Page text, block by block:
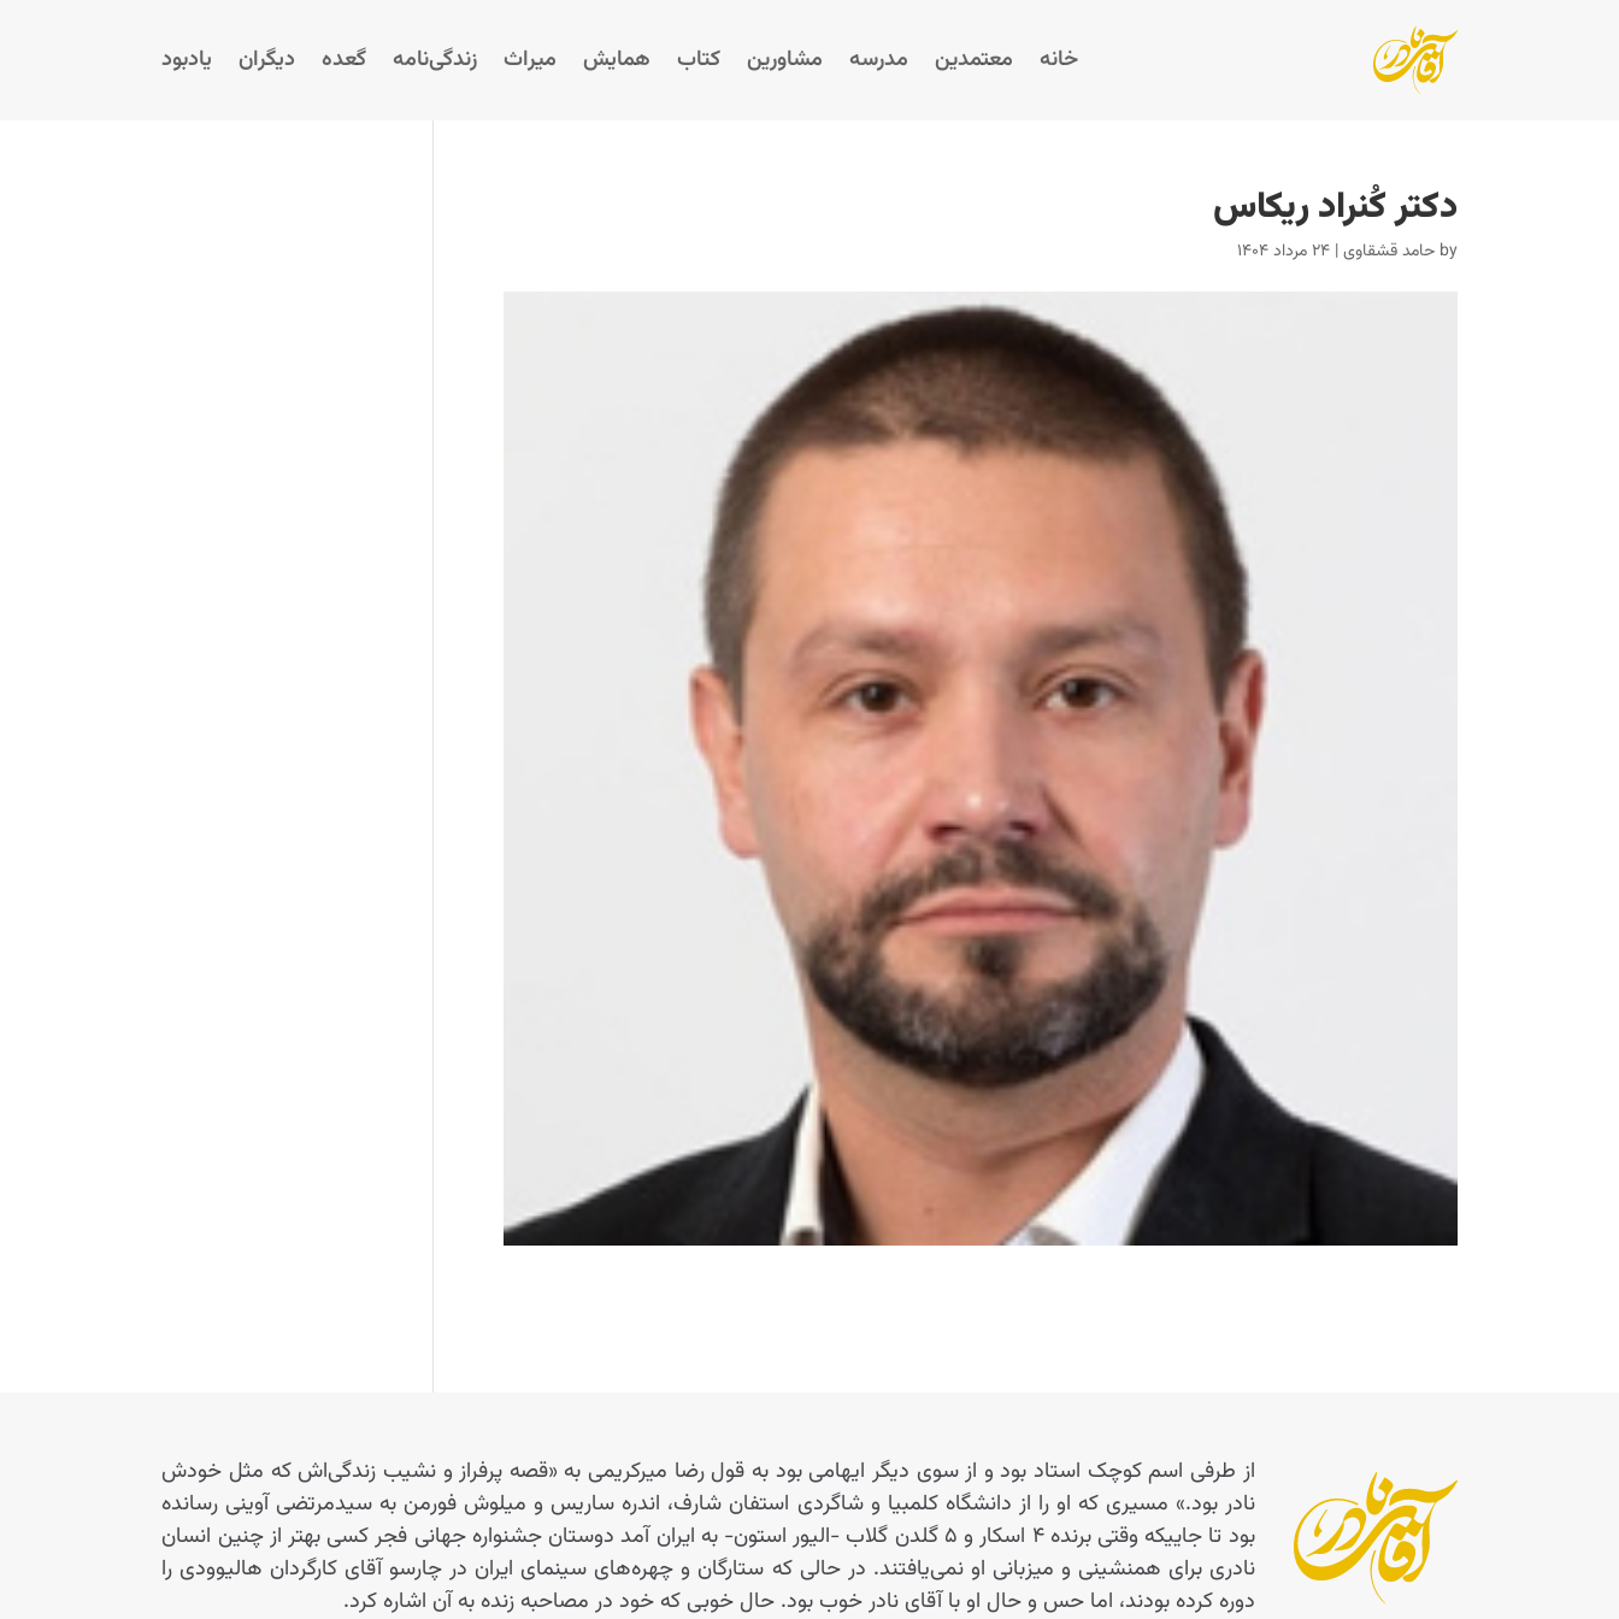
خانه معتمدین مدرسه مشاورین کتاب همایش‌ میراث زندگی‌نامه گعده دیگران یادبود
دکتر کُنراد ریکاس
by حامد قشقاوی|۲۴ مرداد ۱۴۰۴
از طرفی اسم کوچک استاد بود و از سوی دیگر ایهامی بود به قول رضا میرکریمی به «قصه پرفراز و نشیب زندگی‌اش که مثل خودش
نادر بود.» مسیری که او را از دانشگاه کلمبیا و شاگردی استفان شارف، اندره ساریس و میلوش فورمن به سیدمرتضی آوینی رسانده
بود تا جاییکه وقتی برنده ۴ اسکار و ۵ گلدن گلاب -الیور استون- به ایران آمد دوستان جشنواره جهانی فجر کسی بهتر از چنین انسان
نادری برای همنشینی و میزبانی او نمی‌یافتند. در حالی‌ که ستارگان و چهره‌های سینمای ایران در چارسو آقای کارگردان هالیوودی را
دوره کرده بودند، اما حس و حال او با آقای نادر خوب بود. حال خوبی که خود در مصاحبه زنده به آن اشاره کرد.